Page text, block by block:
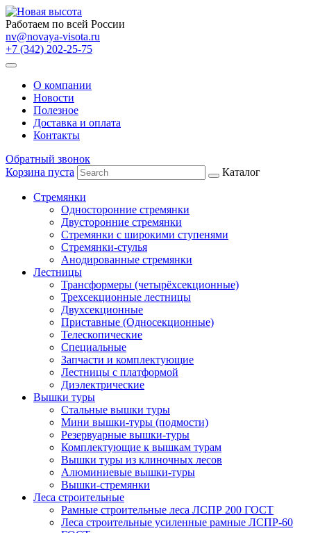
Работаем по всей России
nv@novaya-visota.ru
+7 (342) 202-25-75
О компании
Новости
Полезное
Доставка и оплата
Контакты
Обратный звонок
Корзина пуста
Каталог
Стремянки
Односторонние стремянки
Двусторонние стремянки
Стремянки с широкими ступенями
Стремянки-стулья
Анодированные стремянки
Лестницы
Трансформеры (четырёхсекционные)
Трехсекционные лестницы
Двухсекционные
Приставные (Односекционные)
Телескопические
Специальные
Запчасти и комплектующие
Лестницы с платформой
Диэлектрические
Вышки туры
Стальные вышки туры
Мини вышки-туры (подмости)
Резервуарные вышки-туры
Комплектующие к вышкам турам
Вышки туры из клиночных лесов
Алюминиевые вышки-туры
Вышки-стремянки
Леса строительные
Рамные строительные леса ЛСПР 200 ГОСТ
Леса строительные усиленные рамные ЛСПР-60